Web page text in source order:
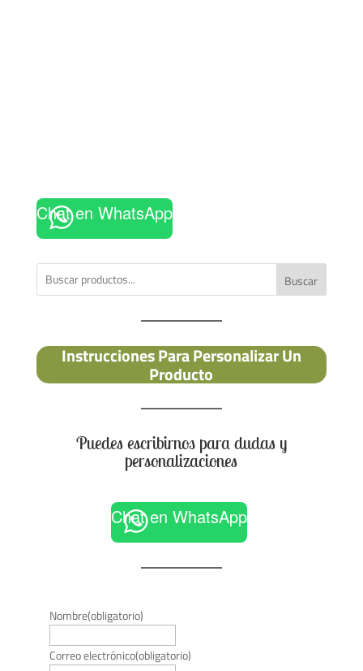
Chat en WhatsApp
Buscar
Instrucciones Para Personalizar Un
Producto
Puedes escribirnos para dudas y
personalizaciones
Chat en WhatsApp
Nombre(obligatorio)
Correo electrónico(obligatorio)